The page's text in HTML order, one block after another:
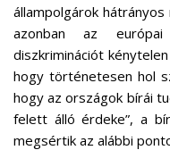
állampolgárok
azonban az
diszkriminációt
hogy történetesen hol
hogy az országok bírái
felett álló érdeke”, a
megsértik az alábbi